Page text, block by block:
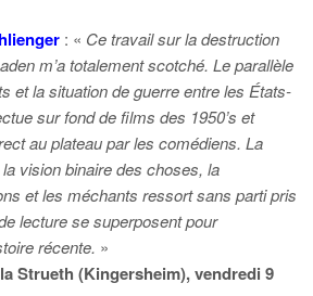
: « Ce travail sur la destruction
m’a totalement scotché. Le parallèle
et la situation de guerre entre les États-
sur fond de films des 1950’s et
au plateau par les comédiens. La
vision binaire des choses, la
et les méchants ressort sans parti pris
lecture se superposent pour
récente. »
Strueth (Kingersheim), vendredi 9